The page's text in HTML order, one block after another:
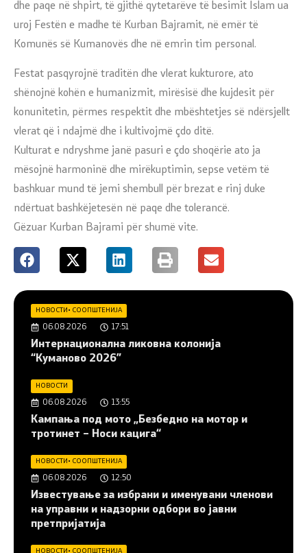
dhe paqe në shpirt, të gjithë qytetarëve të besimit Islam ua
uroj Festën e madhe të Kurban Bajramit, në emër të
Komunës së Kumanovës dhe në emrin tim personal.
Festat pasqyrojnë traditën dhe vlerat kukturore, ato
shënojnë kohën e humanizmit, mirësisë dhe kujdesit për
konunitetin, përmes respektit dhe mbështetjes së ndërsjellt
vlerat që i ndajmë dhe i kultivojmë çdo ditë.
Kulturat e ndryshme janë pasuri e çdo shoqërie ato ja
mësojnë harmoninë dhe mirëkuptimin, sepse vetëm të
bashkuar mund të jemi shembull për brezat e rinj duke
ndërtuat bashkëjetesën në paqe dhe tolerancë.
Gëzuar Kurban Bajrami për shumë vite.
НОВОСТИ • СООПШТЕНИЈА
06.08.2026 17:51
Интернационална ликовна колонија
“Куманово 2026”
НОВОСТИ
06.08.2026 13:55
Кампања под мото „Безбедно на мотор и
тротинет – Носи кацига“
НОВОСТИ • СООПШТЕНИЈА
06.08.2026 12:50
Известување за избрани и именувани членови
на управни и надзорни одбори во јавни
претпријатија
НОВОСТИ • СООПШТЕНИЈА